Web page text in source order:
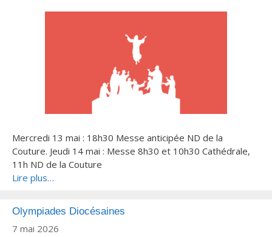
Mercredi 13 mai : 18h30 Messe anticipée ND de la
Couture. Jeudi 14 mai : Messe 8h30 et 10h30 Cathédrale,
11h ND de la Couture
Lire plus…
Olympiades Diocésaines
7 mai 2026